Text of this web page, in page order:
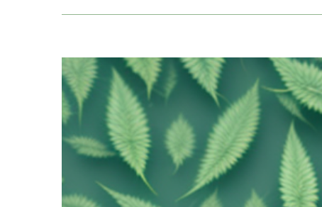
Zeige
grösseres
Bild